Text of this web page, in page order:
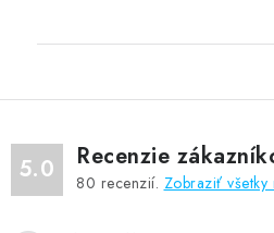
5.0 Recenzie
80 recenzií. Zobraziť všetky